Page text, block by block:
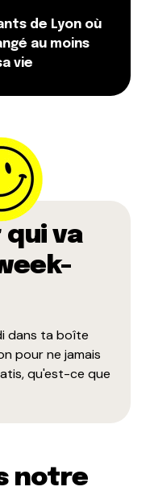
mon site dans le
de Lyon où
au moins
vie
va
dans ta boîte
pour ne jamais
qu'est-ce que
notre